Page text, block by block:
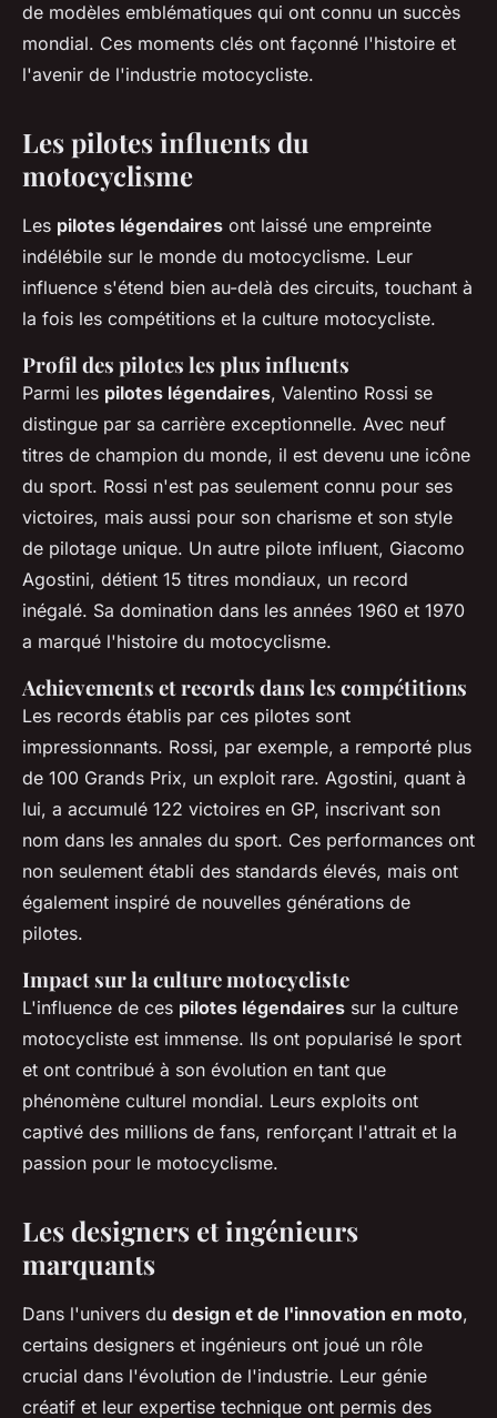
de modèles emblématiques qui ont connu un succès
mondial. Ces moments clés ont façonné l'histoire et
l'avenir de l'industrie motocycliste.
Les pilotes influents du
motocyclisme
Les pilotes légendaires ont laissé une empreinte
indélébile sur le monde du motocyclisme. Leur
influence s'étend bien au-delà des circuits, touchant à
la fois les compétitions et la culture motocycliste.
Profil des pilotes les plus influents
Parmi les pilotes légendaires, Valentino Rossi se
distingue par sa carrière exceptionnelle. Avec neuf
titres de champion du monde, il est devenu une icône
du sport. Rossi n'est pas seulement connu pour ses
victoires, mais aussi pour son charisme et son style
de pilotage unique. Un autre pilote influent, Giacomo
Agostini, détient 15 titres mondiaux, un record
inégalé. Sa domination dans les années 1960 et 1970
a marqué l'histoire du motocyclisme.
Achievements et records dans les compétitions
Les records établis par ces pilotes sont
impressionnants. Rossi, par exemple, a remporté plus
de 100 Grands Prix, un exploit rare. Agostini, quant à
lui, a accumulé 122 victoires en GP, inscrivant son
nom dans les annales du sport. Ces performances ont
non seulement établi des standards élevés, mais ont
également inspiré de nouvelles générations de
pilotes.
Impact sur la culture motocycliste
L'influence de ces pilotes légendaires sur la culture
motocycliste est immense. Ils ont popularisé le sport
et ont contribué à son évolution en tant que
phénomène culturel mondial. Leurs exploits ont
captivé des millions de fans, renforçant l'attrait et la
passion pour le motocyclisme.
Les designers et ingénieurs
marquants
Dans l'univers du design et de l'innovation en moto,
certains designers et ingénieurs ont joué un rôle
crucial dans l'évolution de l'industrie. Leur génie
créatif et leur expertise technique ont permis des